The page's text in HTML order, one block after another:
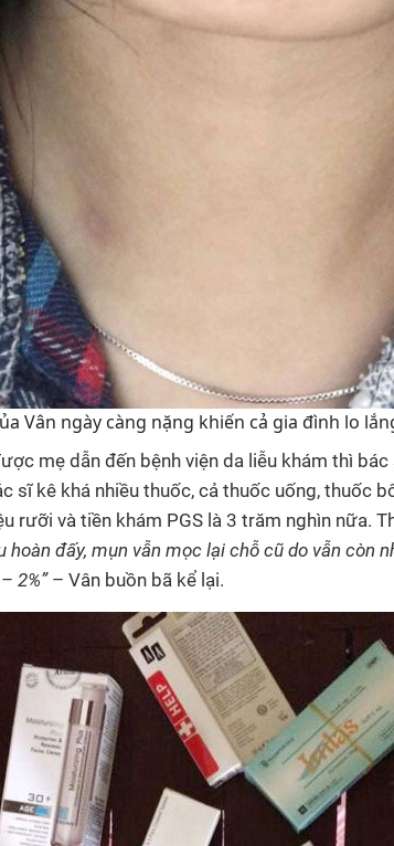
Vân ngày càng nặng khiến cả gia đình lo
mẹ dẫn đến bệnh viện da liễu khám thì
sĩ kê khá nhiều thuốc, cả thuốc uống, thuốc
rưỡi và tiền khám PGS là 3 trăm nghìn nữa.
hoàn đấy, mụn vẫn mọc lại chỗ cũ do vẫn còn
2%”– Vân buồn bã kể lại.